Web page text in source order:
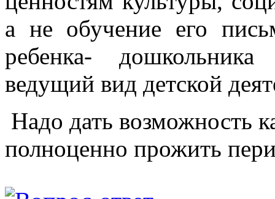
а не обучение его
ребенка-
ведущий вид детской
Надо дать возможность
полноценно прожить